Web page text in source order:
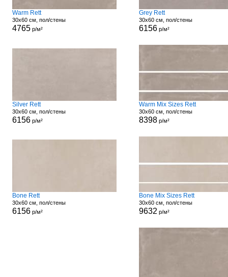
Warm Rett
30x60 см, пол/стены
4765р/м²
Grey Rett
30x60 см, пол/стены
6156р/м²
Silver Rett
30x60 см, пол/стены
6156р/м²
Warm Mix Sizes Rett
30x60 см, пол/стены
8398р/м²
Bone Rett
30x60 см, пол/стены
6156р/м²
Bone Mix Sizes Rett
30x60 см, пол/стены
9632 р/м²